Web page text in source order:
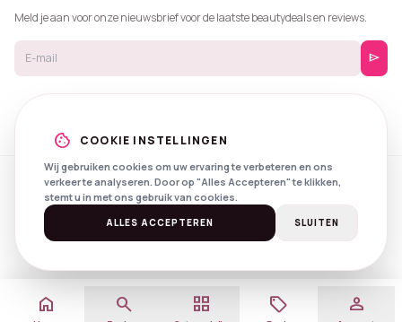
home search grid_view local_offer person
Meld je aan voor onze nieuwsbrief voor de laatste beautydeals en reviews.
send
© 2026 Beautyprijzen.
Created with
byNXS Digital
SpotlightsPrivacyVoorwaarden
cookie COOKIE INSTELLINGEN
Wij gebruiken cookies om uw ervaring te verbeteren en ons
verkeer te analyseren. Door op "Alles Accepteren" te klikken,
stemt u in met ons gebruik van cookies.
ALLES ACCEPTEREN SLUITEN